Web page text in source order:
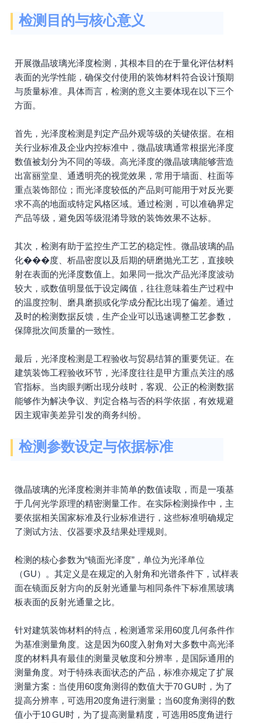
检测目的与核心意义
开展微晶玻璃光泽度检测，其根本目的在于量化评估材料
表面的光学性能，确保交付使用的装饰材料符合设计预期
与质量标准。具体而言，检测的意义主要体现在以下三个
方面。
首先，光泽度检测是判定产品外观等级的关键依据。在相
关行业标准及企业内控标准中，微晶玻璃通常根据光泽度
数值被划分为不同的等级。高光泽度的微晶玻璃能够营造
出富丽堂皇、通透明亮的视觉效果，常用于墙面、柱面等
重点装饰部位；而光泽度较低的产品则可能用于对反光要
求不高的地面或特定风格区域。通过检测，可以准确界定
产品等级，避免因等级混淆导致的装饰效果不达标。
其次，检测有助于监控生产工艺的稳定性。微晶玻璃的晶
化���度、析晶密度以及后期的研磨抛光工艺，直接映
射在表面的光泽度数值上。如果同一批次产品光泽度波动
较大，或数值明显低于设定阈值，往往意味着生产过程中
的温度控制、磨具磨损或化学成分配比出现了偏差。通过
及时的检测数据反馈，生产企业可以迅速调整工艺参数，
保障批次间质量的一致性。
最后，光泽度检测是工程验收与贸易结算的重要凭证。在
建筑装饰工程验收环节，光泽度往往是甲方重点关注的感
官指标。当肉眼判断出现分歧时，客观、公正的检测数据
能够作为解决争议、判定合格与否的科学依据，有效规避
因主观审美差异引发的商务纠纷。
检测参数设定与依据标准
微晶玻璃的光泽度检测并非简单的数值读取，而是一项基
于几何光学原理的精密测量工作。在实际检测操作中，主
要依据相关国家标准及行业标准进行，这些标准明确规定
了测试方法、仪器要求及结果处理规则。
检测的核心参数为“镜面光泽度”，单位为光泽单位
（GU）。其定义是在规定的入射角和光谱条件下，试样表
面在镜面反射方向的反射光通量与相同条件下标准黑玻璃
板表面的反射光通量之比。
针对建筑装饰材料的特点，检测通常采用60度几何条件作
为基准测量角度。这是因为60度入射角对大多数中高光泽
度的材料具有最佳的测量灵敏度和分辨率，是国际通用的
测量角度。对于特殊表面状态的产品，标准亦规定了扩展
测量方案：当使用60度角测得的数值大于70 GU时，为了
提高分辨率，可选用20度角进行测量；当60度角测得的数
值小于10 GU时，为了提高测量精度，可选用85度角进行